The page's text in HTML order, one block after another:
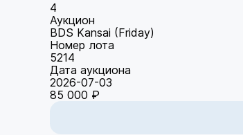
4
Аукцион
BDS Kansai (Friday)
Номер лота
5214
Дата аукциона
2026-07-03
85 000 ₽